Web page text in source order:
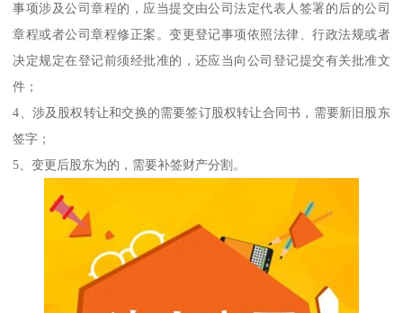
事项涉及公司章程的，应当提交由公司法定代表人签署的后的公司
章程或者公司章程修正案。变更登记事项依照法律、行政法规或者
决定规定在登记前须经批准的，还应当向公司登记提交有关批准文
件；
4、涉及股权转让和交换的需要签订股权转让合同书，需要新旧股东
签字；
5、变更后股东为的，需要补签财产分割。